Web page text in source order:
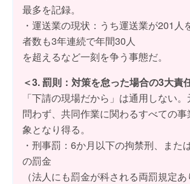
最多を記録。
・運送業の現状：うち運送業が201人
者数も3年連続で年間30人
を超えるなど一刻を争う事態だ。
＜3. 罰則：対策を怠った場合の3大責
「下請の現場だから」は通用しない
問わず、共同作業に関わるすべての
象となり得る。
・刑事罰：6か月以下の拘禁刑、また
の罰金
（法人にも罰金が科される両罰規定あ